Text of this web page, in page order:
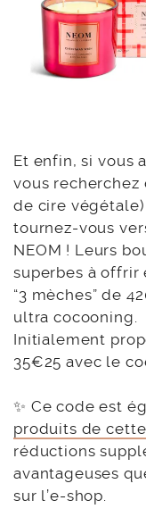
Et enfin, si vous
vous recherchez
de cire
tournez-vous
NEOM ! Leurs
superbes à offrir
“3 mèches” de
ultra cocooning.
Initialement
35€25 avec le
✨ Ce code est
produits de
réductions
avantageuses
sur l’e-shop.